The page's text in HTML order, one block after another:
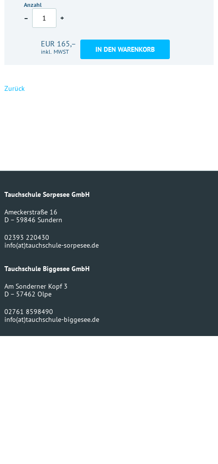
Anzahl
– +
EUR 165,–
inkl. MWST IN DEN WARENKORB
Zurück
Tauchschule Sorpesee GmbH
Ameckerstraße 16
D – 59846 Sundern
02393 220430
info(at)tauchschule-sorpesee.de
Tauchschule Biggesee GmbH
Am Sonderner Kopf 3
D – 57462 Olpe
02761 8598490
info(at)tauchschule-biggesee.de